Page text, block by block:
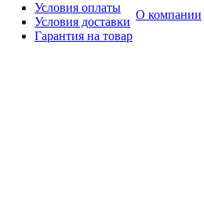
Условия оплаты
Условия доставки
Гарантия на товар
О компании